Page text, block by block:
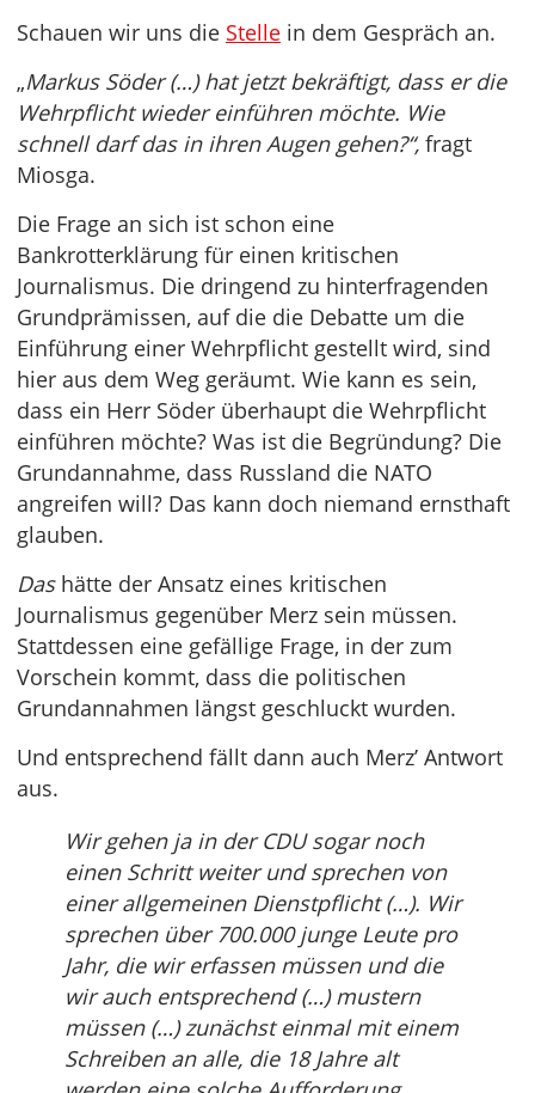
Schauen wir uns die Stelle in dem Gespräch an.
„Markus Söder (…) hat jetzt bekräftigt, dass er die
Wehrpflicht wieder einführen möchte. Wie
schnell darf das in ihren Augen gehen?“, fragt
Miosga.
Die Frage an sich ist schon eine
Bankrotterklärung für einen kritischen
Journalismus. Die dringend zu hinterfragenden
Grundprämissen, auf die die Debatte um die
Einführung einer Wehrpflicht gestellt wird, sind
hier aus dem Weg geräumt. Wie kann es sein,
dass ein Herr Söder überhaupt die Wehrpflicht
einführen möchte? Was ist die Begründung? Die
Grundannahme, dass Russland die NATO
angreifen will? Das kann doch niemand ernsthaft
glauben.
Dashätte der Ansatz eines kritischen
Journalismus gegenüber Merz sein müssen.
Stattdessen eine gefällige Frage, in der zum
Vorschein kommt, dass die politischen
Grundannahmen längst geschluckt wurden.
Und entsprechend fällt dann auch Merz’ Antwort
aus.
Wir gehen ja in der CDU sogar noch
einen Schritt weiter und sprechen von
einer allgemeinen Dienstpflicht (…). Wir
sprechen über 700.000 junge Leute pro
Jahr, die wir erfassen müssen und die
wir auch entsprechend (…) mustern
müssen (…) zunächst einmal mit einem
Schreiben an alle, die 18 Jahre alt